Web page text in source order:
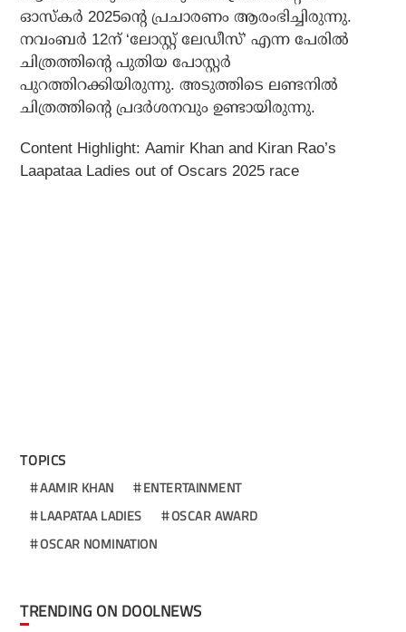
ഓസ്‌കര്‍ 2025ന്റെ പ്രചാരണം ആരംഭിച്ചിരുന്നു.
നവംബര്‍ 12ന് ‘ലോസ്റ്റ് ലേഡീസ്’ എന്ന പേരില്‍
ചിത്രത്തിന്റെ പുതിയ പോസ്റ്റര്‍
പുറത്തിറക്കിയിരുന്നു. അടുത്തിടെ ലണ്ടനില്‍
ചിത്രത്തിന്റെ പ്രദര്‍ശനവും ഉണ്ടായിരുന്നു.
Content Highlight: Aamir Khan and Kiran Rao’s
Laapataa Ladies out of Oscars 2025 race
TOPICS
AAMIR KHAN
ENTERTAINMENT
LAAPATAA LADIES
OSCAR AWARD
OSCAR NOMINATION
TRENDING ON DOOLNEWS